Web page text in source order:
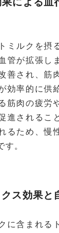
ミルクを摂
管が拡張し
善され、筋
効率的に供
筋肉の疲労
進されるこ
るため、慢
す。
ス効果と
に含まれる